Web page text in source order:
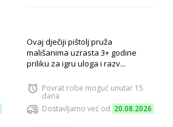
Ovaj dječiji pištolj pruža
mališanima uzrasta 3+ godine
priliku za igru uloga i razv...
Povrat robe moguć unutar 15
dana
Dostavljamo već od 20.08.2026